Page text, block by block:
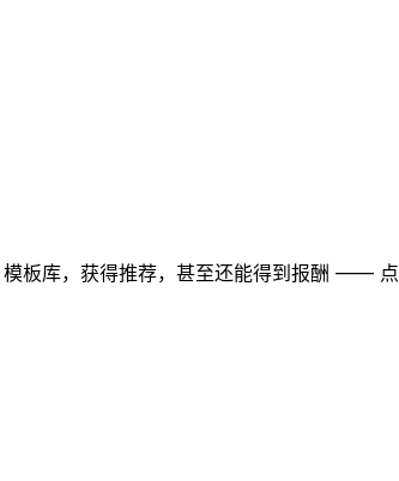
板库，获得推荐，甚至还能得到报酬 —— 点